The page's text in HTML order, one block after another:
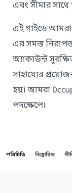
এবং সীমার সাথে
এই গাইডে
এর সমস্ত
অ্যাকাউন্ট
সাহায্যের
হয়। আমরা
পদক্ষেপে।
পরিচিতি বিস্তারিত